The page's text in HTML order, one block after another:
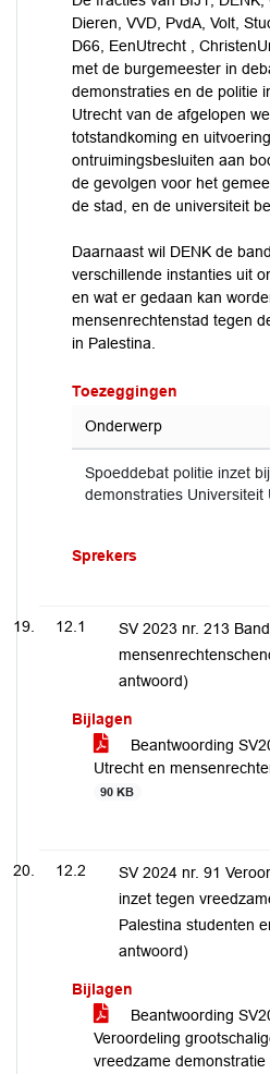
Dieren, VVD, PvdA, Volt,
D66, EenUtrecht ,
met de burgemeester in
demonstraties en de politie
Utrecht van de afgelopen
totstandkoming en
ontruimingsbesluiten aan
de gevolgen voor het
de stad, en de universiteit
Daarnaast wil DENK de
verschillende instanties uit
en wat er gedaan kan
mensenrechtenstad tegen
in Palestina.
Toezeggingen
Onderwerp
Spoeddebat politie inzet
demonstraties Universiteit
Sprekers
12.1
SV 2023 nr. 213
antwoord)
Bijlagen
Beantwoording
Utrecht en
90 KB
12.2
SV 2024 nr. 91
inzet tegen
Palestina studenten
antwoord)
Bijlagen
Beantwoording
Veroordeling
vreedzame